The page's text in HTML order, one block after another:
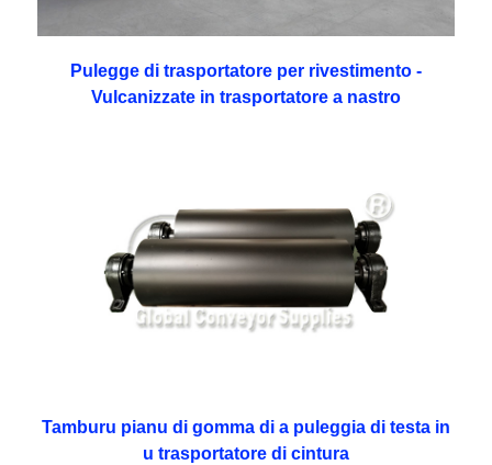
Pulegge di trasportatore per rivestimento -
Vulcanizzate in trasportatore a nastro
Tamburu pianu di gomma di a puleggia di testa in
u trasportatore di cintura